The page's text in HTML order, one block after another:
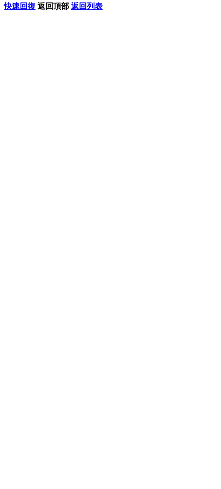
快速回復 返回頂部 返回列表